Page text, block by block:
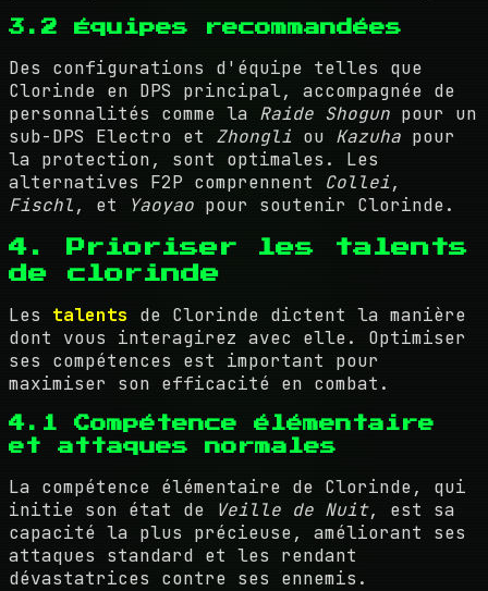
3.2 Équipes recommandées
Des configurations d'équipe telles que
Clorinde en DPS principal, accompagnée de
personnalités comme la Raide Shogun pour un
sub-DPS Electro et Zhongli ou Kazuha pour
la protection, sont optimales. Les
alternatives F2P comprennent Collei,
Fischl, et Yaoyao pour soutenir Clorinde.
4. Prioriser les talents
de clorinde
Les talents de Clorinde dictent la manière
dont vous interagirez avec elle. Optimiser
ses compétences est important pour
maximiser son efficacité en combat.
4.1 Compétence élémentaire
et attaques normales
La compétence élémentaire de Clorinde, qui
initie son état de
Veille de Nuit, est sa
capacité la plus précieuse, améliorant ses
attaques standard et les rendant
dévastatrices contre ses ennemis.